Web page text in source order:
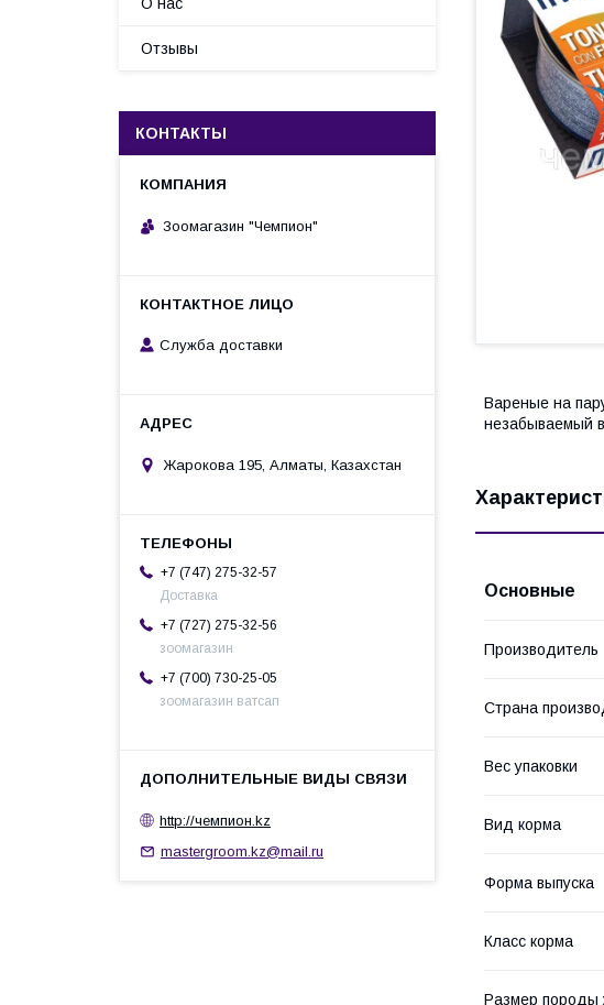
Вареные на
незабываемый
Основные
Производитель
Страна
Вес упаковки
Вид корма
Форма выпуска
Класс корма
Размер породы
Отзывы
КОНТАКТЫ
Зоомагазин "Чемпион"
Служба доставки
Жарокова 195, Алматы, Казахстан
+7 (747) 275-32-57
Доставка
+7 (727) 275-32-56
зоомагазин
+7 (700) 730-25-05
зоомагазин ватсап
http://чемпион.kz
mastergroom.kz@mail.ru